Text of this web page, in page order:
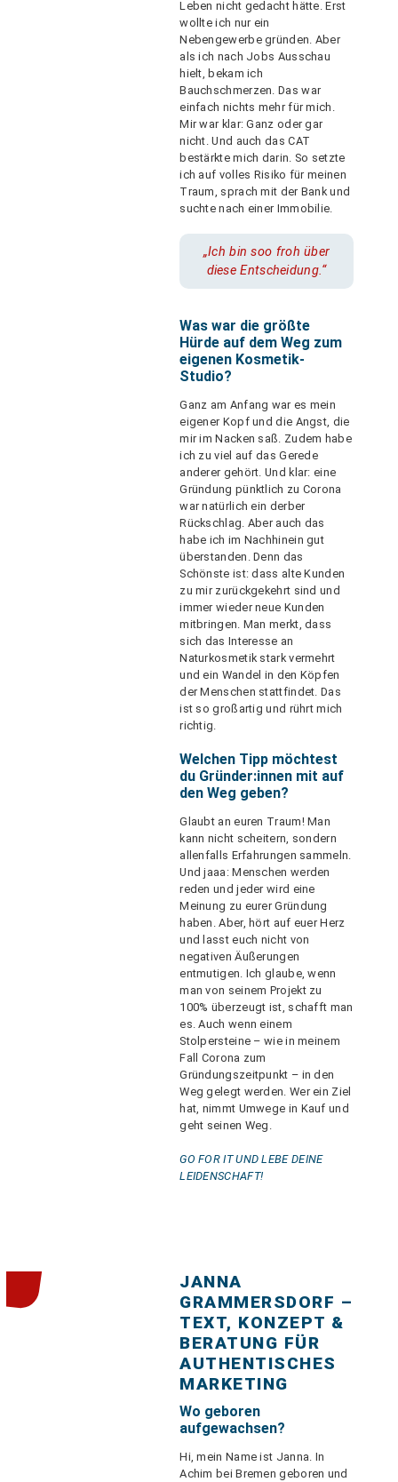
Leben nicht gedacht hätte. Erst
wollte ich nur ein
Nebengewerbe gründen. Aber
als ich nach Jobs Ausschau
hielt, bekam ich
Bauchschmerzen. Das war
einfach nichts mehr für mich.
Mir war klar: Ganz oder gar
nicht. Und auch das CAT
bestärkte mich darin. So setzte
ich auf volles Risiko für meinen
Traum, sprach mit der Bank und
suchte nach einer Immobilie.
„Ich bin soo froh über
diese Entscheidung.“
Was war die größte
Hürde auf dem Weg zum
eigenen Kosmetik-
Studio?
Ganz am Anfang war es mein
eigener Kopf und die Angst, die
mir im Nacken saß. Zudem habe
ich zu viel auf das Gerede
anderer gehört. Und klar: eine
Gründung pünktlich zu Corona
war natürlich ein derber
Rückschlag. Aber auch das
habe ich im Nachhinein gut
überstanden. Denn das
Schönste ist: dass alte Kunden
zu mir zurückgekehrt sind und
immer wieder neue Kunden
mitbringen. Man merkt, dass
sich das Interesse an
Naturkosmetik stark vermehrt
und ein Wandel in den Köpfen
der Menschen stattfindet. Das
ist so großartig und rührt mich
richtig.
Welchen Tipp möchtest
du Gründer:innen mit auf
den Weg geben?
Glaubt an euren Traum! Man
kann nicht scheitern, sondern
allenfalls Erfahrungen sammeln.
Und jaaa: Menschen werden
reden und jeder wird eine
Meinung zu eurer Gründung
haben. Aber, hört auf euer Herz
und lasst euch nicht von
negativen Äußerungen
entmutigen. Ich glaube, wenn
man von seinem Projekt zu
100% überzeugt ist, schafft man
es. Auch wenn einem
Stolpersteine – wie in meinem
Fall Corona zum
Gründungszeitpunkt – in den
Weg gelegt werden. Wer ein Ziel
hat, nimmt Umwege in Kauf und
geht seinen Weg.
GO FOR IT UND LEBE DEINE
LEIDENSCHAFT!
JANNA
GRAMMERSDORF –
TEXT, KONZEPT &
BERATUNG FÜR
AUTHENTISCHES
MARKETING
Wo geboren
aufgewachsen?
Hi, mein Name ist Janna. In
Achim bei Bremen geboren und